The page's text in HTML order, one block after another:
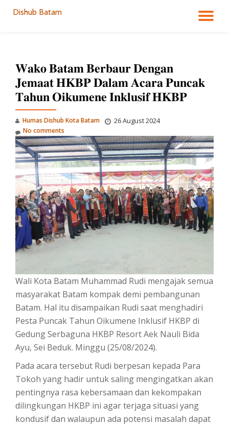
Dishub Batam
𝐖𝐚𝐤𝐨 𝐁𝐚𝐭𝐚𝐦 𝐁𝐞𝐫𝐛𝐚𝐮𝐫 𝐃𝐞𝐧𝐠𝐚𝐧
𝐉𝐞𝐦𝐚𝐚𝐭 𝐇𝐊𝐁𝐏 𝐃𝐚𝐥𝐚𝐦 𝐀𝐜𝐚𝐫𝐚 𝐏𝐮𝐧𝐜𝐚𝐤
𝐓𝐚𝐡𝐮𝐧 𝐎𝐢𝐤𝐮𝐦𝐞𝐧𝐞 𝐈𝐧𝐤𝐥𝐮𝐬𝐢𝐟 𝐇𝐊𝐁𝐏
Humas Dishub Kota Batam 26 August 2024
No comments
Wali Kota Batam Muhammad Rudi mengajak semua
masyarakat Batam kompak demi pembangunan
Batam. Hal itu disampaikan Rudi saat menghadiri
Pesta Puncak Tahun Oikumene Inklusif HKBP di
Gedung Serbaguna HKBP Resort Aek Nauli Bida
Ayu, Sei Beduk. Minggu (25/08/2024).
Pada acara tersebut Rudi berpesan kepada Para
Tokoh yang hadir untuk saling mengingatkan akan
pentingnya rasa kebersamaan dan kekompakan
dilingkungan HKBP ini agar terjaga situasi yang
kondusif dan walaupun ada potensi masalah dapat